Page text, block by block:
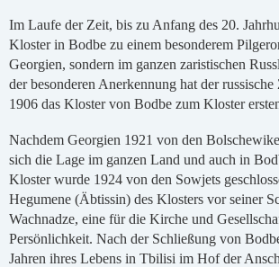
Im Laufe der Zeit, bis zu Anfang des 20.
Kloster in Bodbe zu einem besonderem
Georgien, sondern im ganzen zaristischen
der besonderen Anerkennung hat der
1906 das Kloster von Bodbe zum Kloster
Nachdem Georgien 1921 von den
sich die Lage im ganzen Land und auch in
Kloster wurde 1924 von den Sowjets
Hegumene (Äbtissin) des Klosters vor seiner
Wachnadze, eine für die Kirche und
Persönlichkeit. Nach der Schließung von
Jahren ihres Lebens in Tbilisi im Hof der